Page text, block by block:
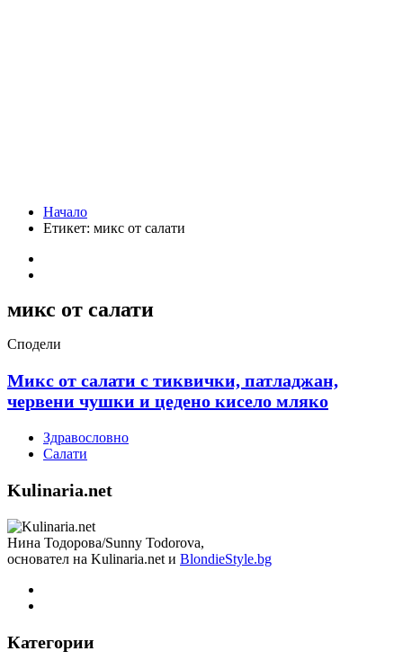
Начало
Етикет: микс от салати
микс от салати
Сподели
Микс от салати с тиквички, патладжан,
червени чушки и цедено кисело мляко
Здравословно
Салати
Kulinaria.net
Нина Тодорова/Sunny Todorova,
основател на Kulinaria.net и BlondieStyle.bg
Категории